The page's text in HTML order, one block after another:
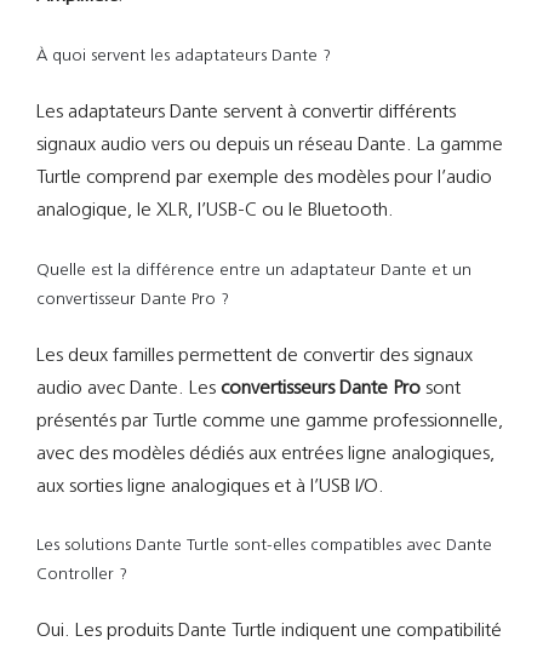
À quoi servent les adaptateurs Dante ?
Les adaptateurs Dante servent à convertir différents
signaux audio vers ou depuis un réseau Dante. La gamme
Turtle comprend par exemple des modèles pour l’audio
analogique, le XLR, l’USB-C ou le Bluetooth.
Quelle est la différence entre un adaptateur Dante et un
convertisseur Dante Pro ?
Les deux familles permettent de convertir des signaux
audio avec Dante. Les convertisseurs Dante Pro sont
présentés par Turtle comme une gamme professionnelle,
avec des modèles dédiés aux entrées ligne analogiques,
aux sorties ligne analogiques et à l’USB I/O.
Les solutions Dante Turtle sont-elles compatibles avec Dante
Controller ?
Oui. Les produits Dante Turtle indiquent une compatibilité